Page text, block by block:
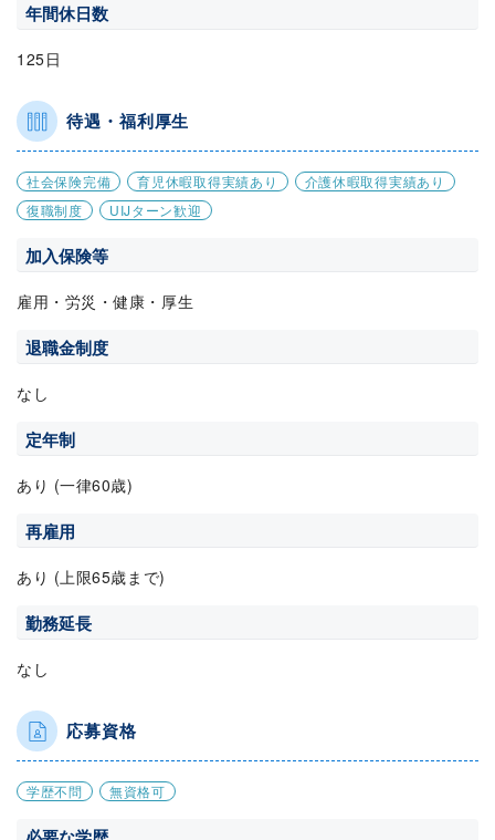
年間休日数
125日
待遇・福利厚生
社会保険完備 育児休暇取得実績あり
介護休暇取得実績あり
復職制度
UIJターン歓迎
加入保険等
雇用・労災・健康・厚生
退職金制度
なし
定年制
あり (一律60歳)
再雇用
あり (上限65歳まで)
勤務延長
なし
応募資格
学歴不問 無資格可